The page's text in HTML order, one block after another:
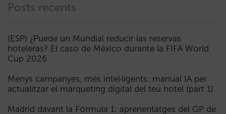
Posts recents
(ESP) ¿Puede un Mundial reducir las reservas
hoteleras? El caso de México durante la FIFA World
Cup 2026
Menys campanyes, més intel·ligents: manual IA per
actualitzar el màrqueting digital del teu hotel (part 1)
Madrid davant la Fórmula 1: aprenentatges del GP de